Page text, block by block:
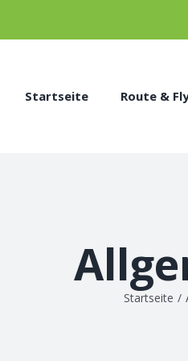
Startseite Route &
Startseite /